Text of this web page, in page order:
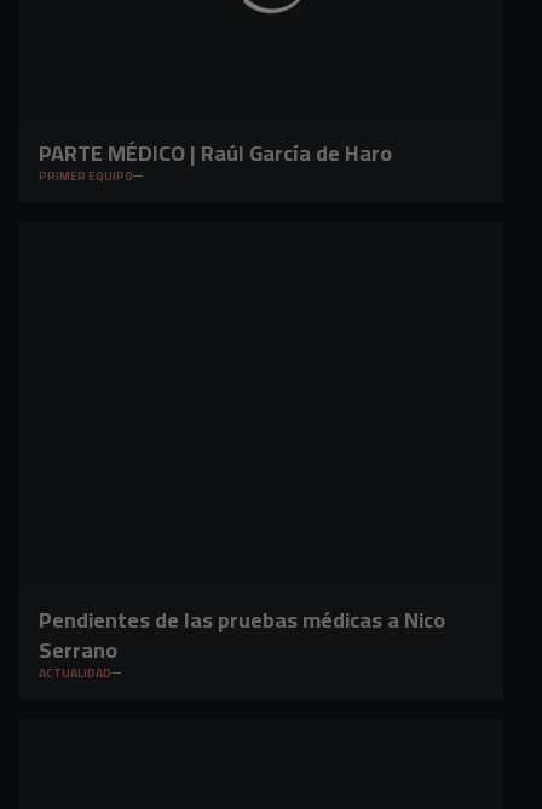
PARTE MÉDICO | Raúl García de Haro
PRIMER EQUIPO
Pendientes de las pruebas médicas a Nico
Serrano
ACTUALIDAD